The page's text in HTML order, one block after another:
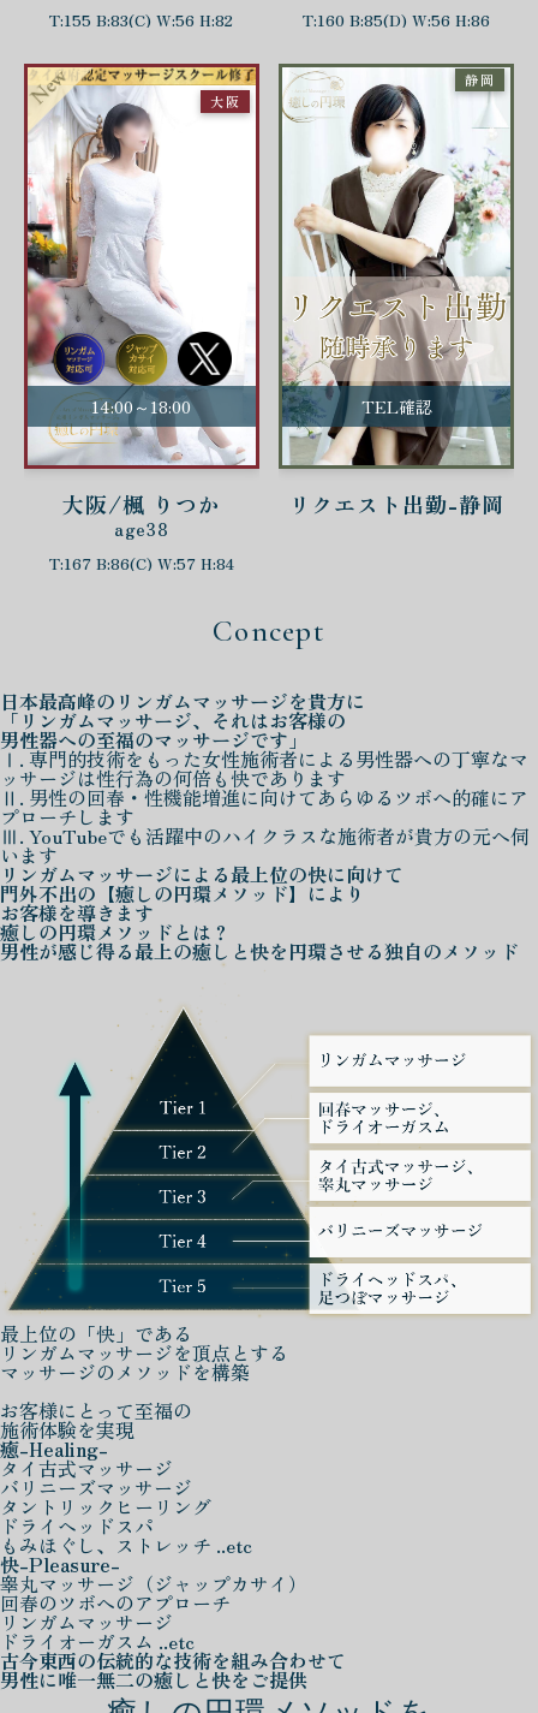
T:155 B:83(C) W:56 H:82 T:160 B:85(D) W:56 H:86
14:00～18:00
大阪/楓 りつか
age38
T:167 B:86(C) W:57 H:84
大阪
TEL確認
リクエスト出勤-静岡
静岡
Concept
日本最高峰の リンガムマッサージを貴方に
「リンガムマッサージ、それはお客様の
男性器への至福のマッサージです」
Ⅰ. 専門的技術をもった女性施術者による男性器への丁寧なマ
ッサージは性行為の何倍も快であります
Ⅱ. 男性の回春・性機能増進に向けてあらゆるツボへ的確にア
プローチします
Ⅲ. YouTubeでも活躍中のハイクラスな施術者が貴方の元へ伺
います
リンガムマッサージによる最上位の快に向けて
門外不出の 【癒しの円環メソッド】 により
お客様を導きます
癒しの円環メソッド とは？
男性が感じ得る最上の癒しと快を円環させる独自のメソッド
最上位の「快」である
リンガムマッサージを頂点とする
マッサージのメソッドを構築
お客様にとって至福の
施術体験を実現
癒-Healing-
タイ古式マッサージ
バリニーズマッサージ
タントリックヒーリング
ドライヘッドスパ
もみほぐし、ストレッチ ..etc
快-Pleasure-
睾丸マッサージ（ジャップカサイ）
回春のツボへのアプローチ
リンガムマッサージ
ドライオーガスム ..etc
古今東西の伝統的な技術を組み合わせて
男性に唯一無二の癒しと快をご提供